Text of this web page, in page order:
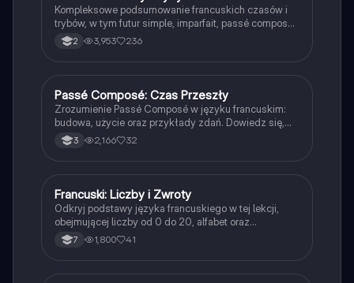
Kompleksowe podsumowanie francuskich czasów i
trybów, w tym futur simple, imparfait, passé composé
oraz subjunctif. Zawiera przykłady odmiany
czasowników oraz zasady użycia. Idealne dla
2 3,953 236
Język francuski
Passé Composé: Czas Przeszły
Zrozumienie Passé Composé w języku francuskim:
budowa, użycie oraz przykłady zdań. Dowiedz się,
jak tworzyć zdania w czasie przeszłym z
czasownikami avoir i être. Idealne dla uczniów 3
3 2,166 32
Język francuski
Francuski: Liczby i Zwroty
Odkryj podstawy języka francuskiego w tej lekcji,
obejmującej liczby od 0 do 20, alfabet oraz
podstawowe zwroty. Idealne dla początkujących
uczniów, którzy chcą szybko przyswoić kluczowe
7 1,800 41